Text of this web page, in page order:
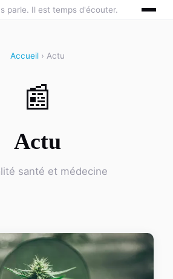
parle. Il est temps d'écouter.
Accueil › Actu
📰
Actu
santé et médecine